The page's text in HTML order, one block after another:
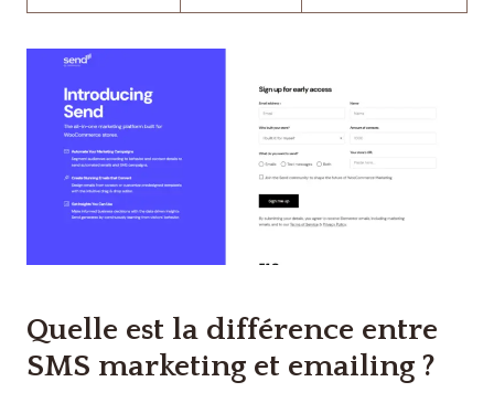
Quelle est la différence entre
SMS marketing et emailing ?